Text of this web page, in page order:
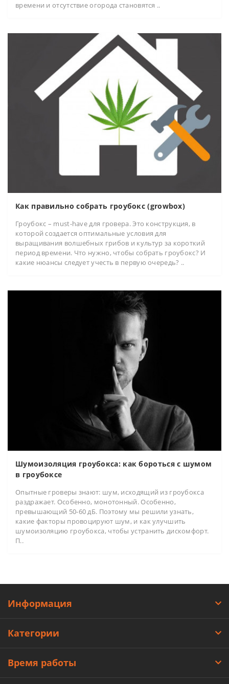
времени и отсутствие огорода становятся ..
Как правильно собрать гроубокс (growbox)
Гроубокс – must-have для гровера. Это конструкция, в
которой создается оптимальные условия для
выращивания волшебных грибов и культур за короткий
период времени. Что нужно, чтобы собрать гроубокс? И
какие нюансы следует учесть в первую очередь? ..
Шумоизоляция гроубокса: как бороться с шумом
в гроубоксе
Опытные гроверы знают: шум, исходящий из гроубокса
раздражает. Особенно, монотонный. Особенно,
превышающий 50-60 дБ. Поэтому мы решили узнать,
какие факторы провоцируют шум, и как улучшить
шумоизоляцию гроубокса, чтобы устранить дискомфорт.
П..
Информация
Категории
Время работы